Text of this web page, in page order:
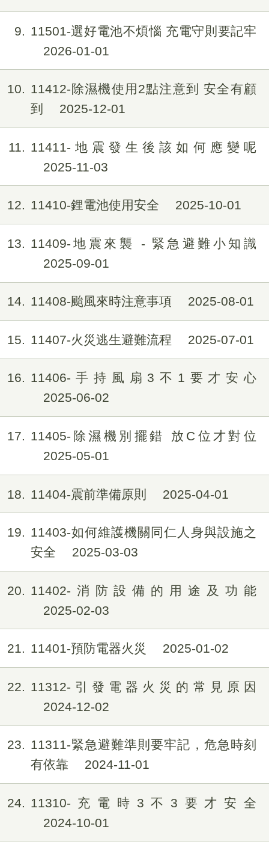
9
11501-選好電池不煩惱 充電守則要記牢
2026-01-01
10
11412-除濕機使用2點注意到 安全有顧
到
2025-12-01
11
11411-地震發生後該如何應變呢
2025-11-03
12 11410-鋰電池使用安全 2025-10-01
13
11409-地震來襲 - 緊急避難小知識
2025-09-01
14 11408-颱風來時注意事項 2025-08-01
15 11407-火災逃生避難流程 2025-07-01
16
11406-手持風扇3不1要才安心
2025-06-02
17
11405-除濕機別擺錯 放C位才對位
2025-05-01
18 11404-震前準備原則 2025-04-01
19
11403-如何維護機關同仁人身與設施之
安全
2025-03-03
20
11402-消防設備的用途及功能
2025-02-03
21 11401-預防電器火災 2025-01-02
22
11312-引發電器火災的常見原因
2024-12-02
23
11311-緊急避難準則要牢記，危急時刻
有依靠
2024-11-01
24
11310-充電時3不3要才安全
2024-10-01